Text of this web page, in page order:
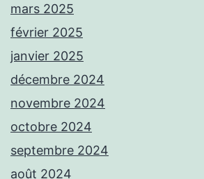
mars 2025
février 2025
janvier 2025
décembre 2024
novembre 2024
octobre 2024
septembre 2024
août 2024